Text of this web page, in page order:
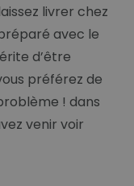
livrer chez
avec le
d’être
préférez de
! dans
venir voir